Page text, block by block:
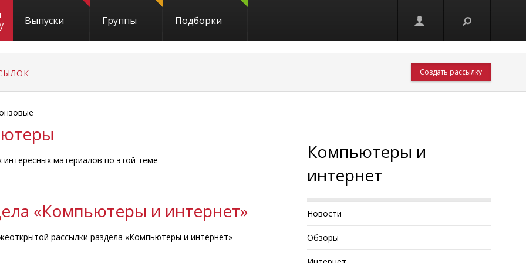
Выпуски Группы Подборки
Создать рассылку
интересных материалов по этой теме
«Компьютеры и интернет»
рассылки раздела «Компьютеры и интернет»
Компьютеры и
интернет
Новости
Обзоры